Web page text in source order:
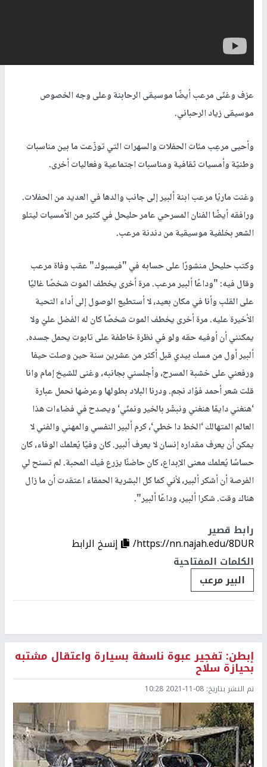
عزف وغنّى مرعب أيضًا موسيقى الرحابنة وعلى وجه الخصوص
موسيقى زياد الرحباني.
وأحيى مرعِب مئات الحفلات والسهرات التي توزّعت ما بين مناسبات
وطنيّة وأمسيات ثقافية ومناسبات اجتماعية وفعاليات أخرى.
وغنت ماريّا مرعب ابنة ألبير إلى جانب والدها في العديد من الحفلات.
ورافقه أيضًا الفنان المسرحي عامر حليحل في كثير من الأمسيات ليتلو
الشعر بخلفية موسيقية من دندنة مرعب.
وكتب حليحل منشورًا على حسابه في "فيسبوك" عقب وفاة مرعب
وقال فيه: "وداعًا ألبير مرعب. مرة أخرى يخطف الموت شخصًا غاليًا
على القلب وأنا في مكان بعيد، لا أستطيع الوصول إلى أداء التحية
الأخيرة عليه. مرة أخرى يخطف الموت شخصًا كان له الفضل عليّ ولا
يمكنني أن أوفيه حقه ولو في نظرة خاطفة على تابوت يحمل جسده.
ألبير أول من مسك بيدي قبل أكثر من عشرين سنة حين وصلت حيفا
ورفعني على خشبة المسرح، وأجلسني بجانبه، وغنى للشيخ إمام وانا
قلت شعر أحمد فؤاد نجم. ودرنا البلاد بطولها وعرضها نحمل عبارة
‘هنغني دايمًا هنغني ونبشّر بالخير ونمنّي‘ ويصدح في فضاءات هذا
العالم المتهالك ‘الخط دا خطي‘، كرم ألبير النفسي والمهني والفني لا
يمكن أن يعرف مقداره إنسان لا يعرف ألبير. كان وفيًا يُعلمك الوفاء، كان
حساسًا يُعلمك معنى الإبداع، كان حاضنًا يزرع فيك المحبة. لم تسنح لي
الفرصة أن أشكر ألبير، ﻷني كما كل البشرية الحمقاء اعتقدت أن ما زال
هناك وقت. شكرا ألبير، وداعًا ألبير".
رابط قصير
https://nn.najah.edu/8DUR/
إنسخ الرابط
الكلمات المفتاحية
البير مرعب
إبطن: تفجير عبوة ناسفة بسيارة واعتقال مشتبه
بحيازة سلاح
تم النشر بتاريخ: 2021-11-08 10:28